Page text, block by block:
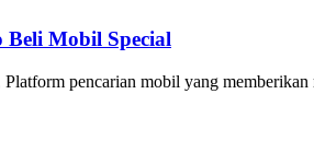
Beli Mobil Special
pencarian mobil yang